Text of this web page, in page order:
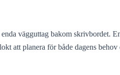
vägguttag bakom skrivbordet.
att planera för både dagens